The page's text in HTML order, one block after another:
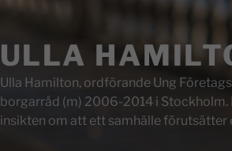
ULLA
Ulla Hamilton, ordförande Ung
borgarråd (m) 2006-2014 i Stockholm.
insikten om att ett samhälle